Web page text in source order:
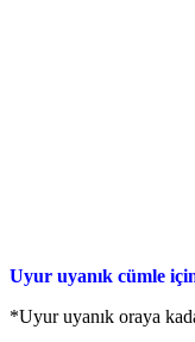
Uyur uyanık cümle
*Uyur uyanık oraya